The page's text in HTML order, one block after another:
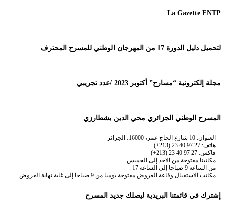
La Gazette FNTP
لتحميل دليل الدورة 17 من المهرجان الوطني للمسرح المحترف
مجلة إلكترونية “مسارح” أكتوبر 2023 /عدد تجريبي
المسرح الوطني الجزائري محي الدين بشطارزي
العنوان: 10 شارع الحاج عمر، 16000، الجزائر
هاتف: 27 97 40 23 (213+)
فاكس: 27 97 40 23 (213+)
مكاتبنا مفتوحة من الاحد إلى الخميس
من الساعة 9 صباحا إلى الساعة 17 .
مكاتب الاستقبال وقاعة العروض مفتوحة يوميا من 9 صباحا إلى غاية نهاية العروض.
إشترك في قائمتنا البريدية ليصلك جديد المسرح